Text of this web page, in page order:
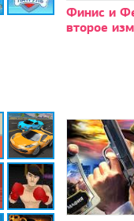
Финис и
второе